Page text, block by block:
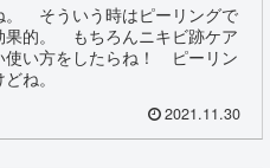
。 そういう時はピーリングで
的。 もちろんニキビ跡ケア
使い方をしたらね！ ピーリン
ね。
2021.11.30